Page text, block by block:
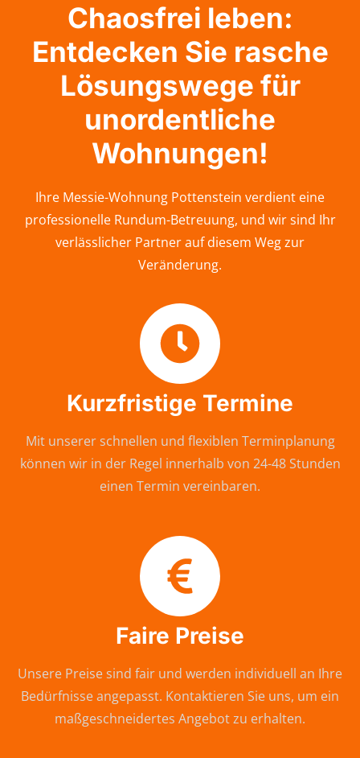
Chaosfrei leben:
Entdecken Sie rasche
Lösungswege für
unordentliche
Wohnungen!
Ihre Messie-Wohnung Pottenstein verdient eine
professionelle Rundum-Betreuung, und wir sind Ihr
verlässlicher Partner auf diesem Weg zur
Veränderung.
Kurzfristige Termine
Mit unserer schnellen und flexiblen Terminplanung
können wir in der Regel innerhalb von 24-48 Stunden
einen Termin vereinbaren.
Faire Preise
Unsere Preise sind fair und werden individuell an Ihre
Bedürfnisse angepasst. Kontaktieren Sie uns, um ein
maßgeschneidertes Angebot zu erhalten.